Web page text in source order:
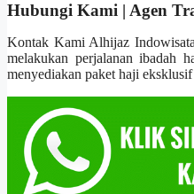
Hubungi Kami | Agen
Kontak Kami Alhijaz
melakukan perjalanan ibadah
menyediakan paket haji